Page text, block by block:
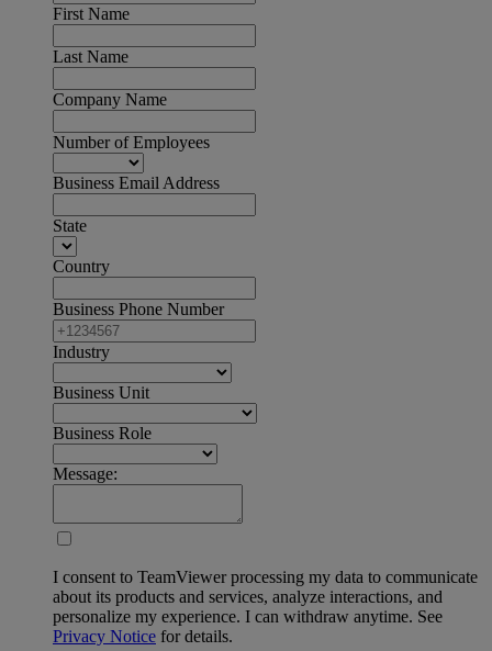
First Name
Last Name
Company Name
Number of Employees
Business Email Address
State
Country
Business Phone Number
Industry
Business Unit
Business Role
Message:
I consent to TeamViewer processing my data to communicate
about its products and services, analyze interactions, and
personalize my experience. I can withdraw anytime. See
Privacy Notice for details.